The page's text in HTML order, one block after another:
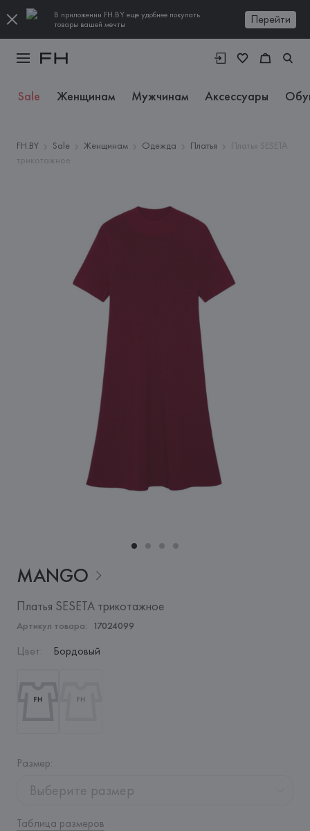
В приложении FH.BY еще удобнее покупать
товары вашей мечты
Перейти
Sale Женщинам Мужчинам Аксессуары
FH.BY Sale Женщинам Одежда Платья
Платья SESETA
трикотажное
MANGO
Платья SESETA трикотажное
Артикул товара: 17024099
Цвет: Бордовый
Размер:
Выберите размер
Таблица размеров